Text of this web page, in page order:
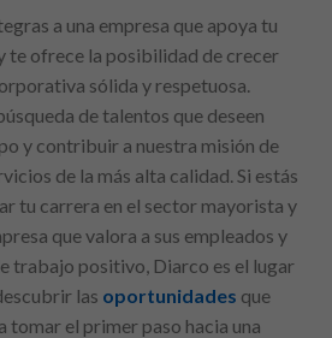
a una empresa que apoya tu
te ofrece la posibilidad de crecer
sólida y respetuosa.
de talentos que deseen
y contribuir a nuestra misión de
de la más alta calidad. Si estás
tu carrera en el sector mayorista y
que valora a sus empleados y
trabajo positivo, Diarco es el lugar
las oportunidades que
tomar el primer paso hacia una